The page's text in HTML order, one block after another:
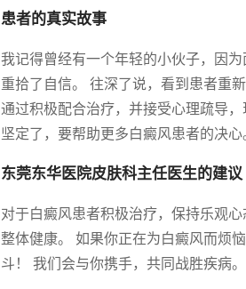
患者的真实故事
我记得曾经有一个年轻的小伙子，因
重拾了自信。 往深了说，看到患者重
通过积极配合治疗，并接受心理疏导
坚定了，要帮助更多白癜风患者的决心
东莞东华医院皮肤科主任医生的建议
对于白癜风患者积极治疗，保持乐观
整体健康。 如果你正在为白癜风而烦
斗！ 我们会与你携手，共同战胜疾病。